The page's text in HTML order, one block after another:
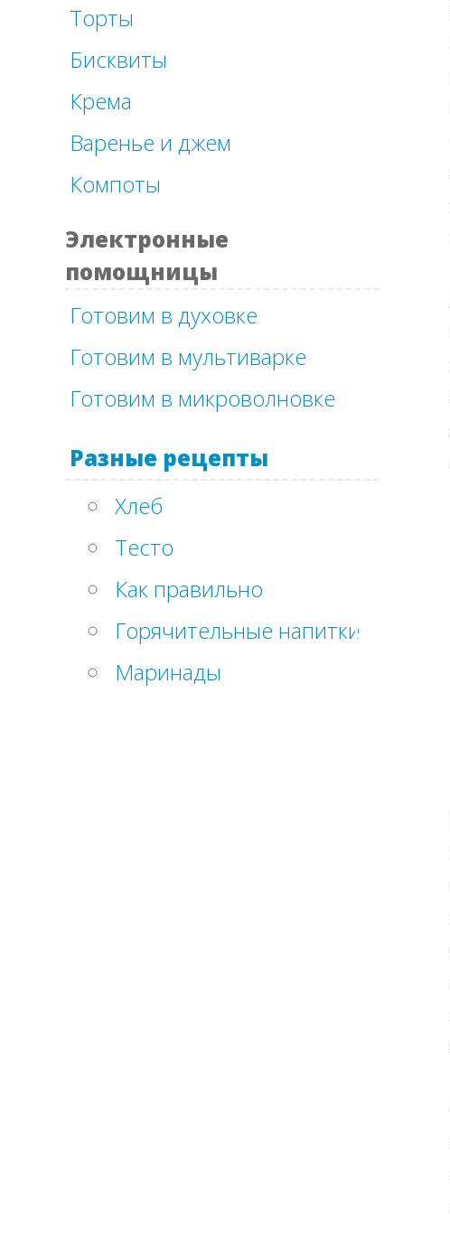
Торты
Бисквиты
Крема
Варенье и джем
Компоты
Электронные
помощницы
Готовим в духовке
Готовим в мультиварке
Готовим в микроволновке
Разные рецепты
Хлеб
Тесто
Как правильно
Горячительные напитки
Маринады